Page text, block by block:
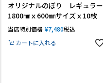
オリジナルのぼり レギュラー
1800㎜ｘ600㎜サイズｘ10枚
当店特別価格 ¥7,480税込
カートに入れる